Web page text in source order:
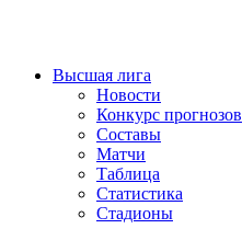
Высшая лига
Новости
Конкурс прогнозов
Составы
Матчи
Таблица
Статистика
Стадионы